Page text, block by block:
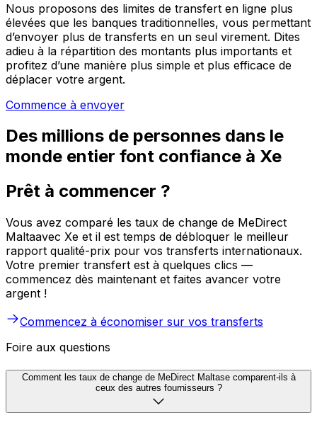
Nous proposons des limites de transfert en ligne plus
élevées que les banques traditionnelles, vous permettant
d’envoyer plus de transferts en un seul virement. Dites
adieu à la répartition des montants plus importants et
profitez d’une manière plus simple et plus efficace de
déplacer votre argent.
Commence à envoyer
Des millions de personnes dans le
monde entier font confiance à Xe
Prêt à commencer ?
Vous avez comparé les taux de change de MeDirect
Maltaavec Xe et il est temps de débloquer le meilleur
rapport qualité-prix pour vos transferts internationaux.
Votre premier transfert est à quelques clics —
commencez dès maintenant et faites avancer votre
argent !
Commencez à économiser sur vos transferts
Foire aux questions
Comment les taux de change de MeDirect Maltase comparent-ils à
ceux des autres fournisseurs ?